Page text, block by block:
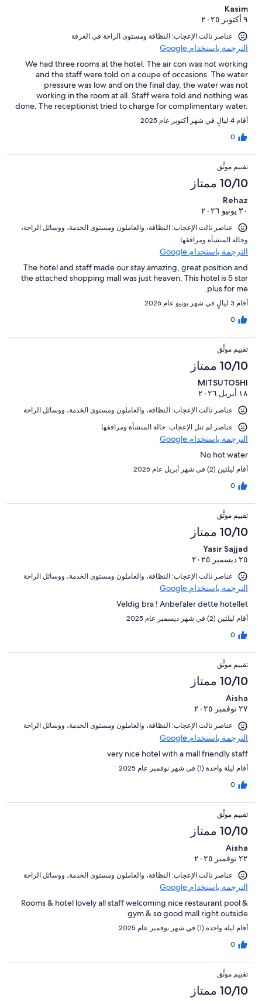
Kasim
٩ أكتوبر ٢٠٢٥
عناصر نالت الإعجاب: ⁦النظافة⁩ و⁦مستوى الراحة في الغرفة⁩
الترجمة باستخدام Google
We had three rooms at the hotel. The air con was not working
and the staff were told on a coupe of occasions. The water
pressure was low and on the final day, the water was not
working in the room at all. Staff were told and nothing was
done. The receptionist tried to charge for complimentary water.
The room was clean and the hotel location was the reason for
our stay.
أقام 4 ليالٍ في شهر أكتوبر عام 2025
0
تقييم موثَّق
10/10 ممتاز
Rehaz
٣٠ يونيو ٢٠٢٦
عناصر نالت الإعجاب: ⁦النظافة⁩، و⁦العاملون ومستوى الخدمة⁩، و⁦وسائل الراحة⁩،
و⁦حالة المنشأة ومرافقها⁩
الترجمة باستخدام Google
The hotel and staff made our stay amazing, great position and
the attached shopping mall was just heaven. This hotel is 5 star
plus for me.
أقام 3 ليالٍ في شهر يونيو عام 2026
0
تقييم موثَّق
10/10 ممتاز
MITSUTOSHI
١٨ أبريل ٢٠٢٦
عناصر نالت الإعجاب: ⁦النظافة⁩، و⁦العاملون ومستوى الخدمة⁩، و⁦وسائل الراحة⁩
عناصر لم تنل الإعجاب: حالة المنشأة ومرافقها
الترجمة باستخدام Google
No hot water
أقام ليلتين (2) في شهر أبريل عام 2026
0
تقييم موثَّق
10/10 ممتاز
Yasir Sajjad
٢٥ ديسمبر ٢٠٢٥
عناصر نالت الإعجاب: ⁦النظافة⁩، و⁦العاملون ومستوى الخدمة⁩، و⁦وسائل الراحة⁩
الترجمة باستخدام Google
Veldig bra ! Anbefaler dette hotellet
أقام ليلتين (2) في شهر ديسمبر عام 2025
0
تقييم موثَّق
10/10 ممتاز
Aisha
٢٧ نوفمبر ٢٠٢٥
عناصر نالت الإعجاب: ⁦النظافة⁩، و⁦العاملون ومستوى الخدمة⁩، و⁦وسائل الراحة⁩
الترجمة باستخدام Google
very nice hotel with a mall friendly staff
أقام ليلة واحدة (1) في شهر نوفمبر عام 2025
0
تقييم موثَّق
10/10 ممتاز
Aisha
٢٢ نوفمبر ٢٠٢٥
عناصر نالت الإعجاب: ⁦النظافة⁩، و⁦العاملون ومستوى الخدمة⁩، و⁦وسائل الراحة⁩
الترجمة باستخدام Google
Rooms & hotel lovely all staff welcoming nice restaurant pool &
gym & so good mall right outside
أقام ليلة واحدة (1) في شهر نوفمبر عام 2025
0
تقييم موثَّق
10/10 ممتاز